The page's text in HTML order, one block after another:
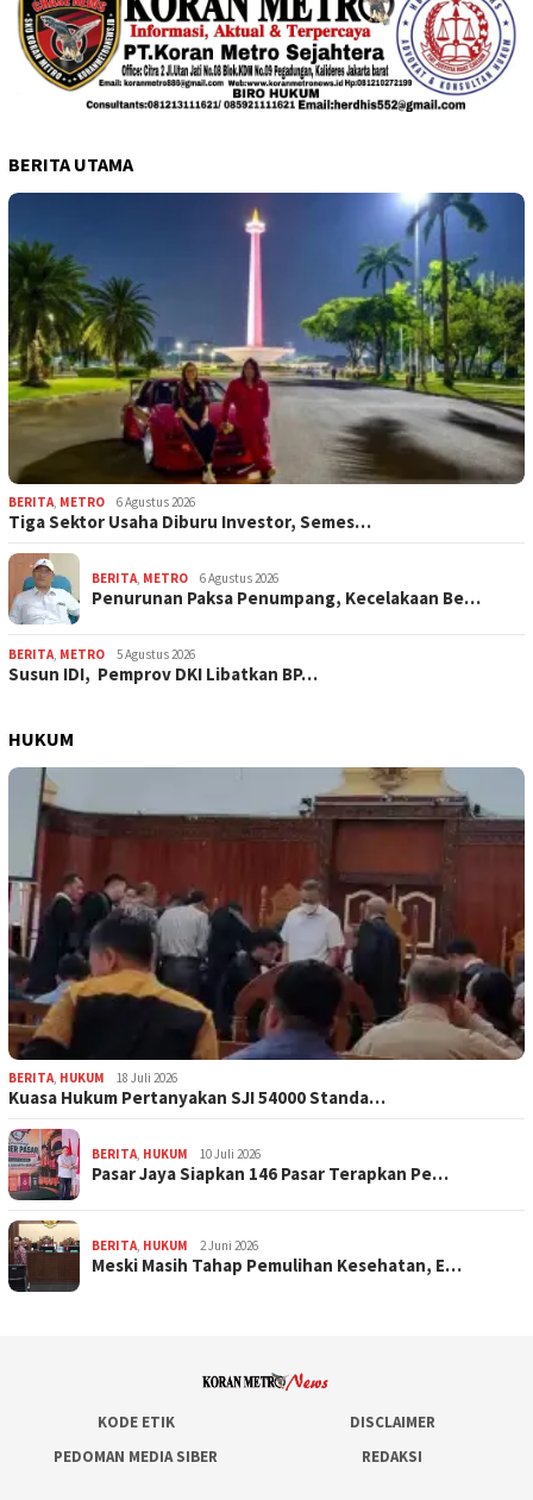
BERITA UTAMA
BERITA, METRO 6 Agustus 2026
Tiga Sektor Usaha Diburu Investor, Semes…
BERITA, METRO 6 Agustus 2026
Penurunan Paksa Penumpang, Kecelakaan Be…
BERITA, METRO 5 Agustus 2026
Susun IDI, Pemprov DKI Libatkan BP…
HUKUM
BERITA, HUKUM 18 Juli 2026
Kuasa Hukum Pertanyakan SJI 54000 Standa…
BERITA, HUKUM 10 Juli 2026
Pasar Jaya Siapkan 146 Pasar Terapkan Pe…
BERITA, HUKUM 2 Juni 2026
Meski Masih Tahap Pemulihan Kesehatan, E…
KODE ETIK
DISCLAIMER
PEDOMAN MEDIA SIBER
REDAKSI